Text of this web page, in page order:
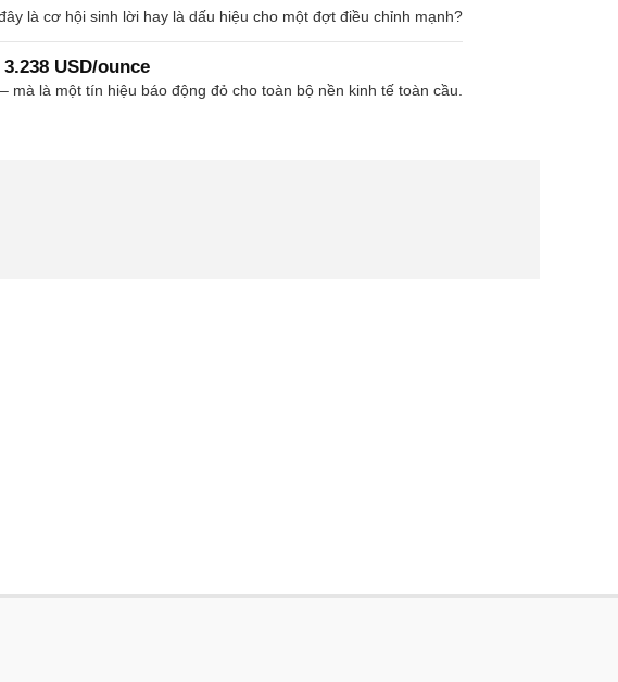
là cơ hội sinh lời hay là dấu hiệu cho một đợt điều chỉnh mạnh?
USD/ounce
là một tín hiệu báo động đỏ cho toàn bộ nền kinh tế toàn cầu.